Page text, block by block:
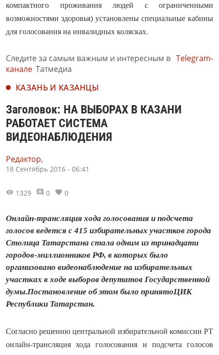
компактного проживания людей с ограниченными
возможностями здоровья) установлены специальные кабины
для голосования на инвалидных колясках.
Следите за самым важным и интересным в Telegram-
канале Татмедиа
КАЗАНЬ И КАЗАНЦЫ
Заголовок: НА ВЫБОРАХ В КАЗАНИ
РАБОТАЕТ СИСТЕМА
ВИДЕОНАБЛЮДЕНИЯ
Редактор,
18 Сентябрь 2016 - 06:41
1329 0 0
Онлайн-трансляция хода голосования и подсчета
голосов ведется с 415 избирательных участков города
Столица Татарстана стала одним из тринадцати
городов-миллионников РФ, в которых было
организовано видеонаблюдение на избирательных
участках в ходе выборов депутатов Государственной
думы.Постановление об этом было принятоЦИК
Республики Татарстан.
Согласно решению центральной избирательной комиссии РТ
онлайн-трансляция хода голосования и подсчета голосов